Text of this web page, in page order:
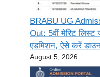
BRABU UG
Out: 5वीं मेरिट
एडमिशन, ऐसे करें
August 5, 2026